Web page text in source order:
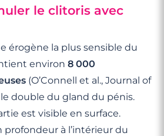
le clitoris avec
érogène la plus sensible du
environ 8 000
(O’Connell et al., Journal of
le double du gland du pénis.
est visible en surface.
profondeur à l’intérieur du